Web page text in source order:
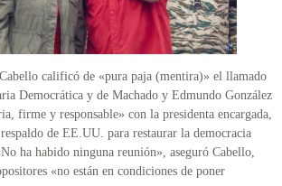
calificó de «pura paja (mentira)» el llamado
Democrática y de Machado y Edmundo González
firme y responsable» con la presidenta encargada,
de EE.UU. para restaurar la democracia
ha habido ninguna reunión», aseguró Cabello,
«no están en condiciones de poner